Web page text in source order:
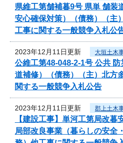
県維工第舗補暮9号 県単 舗装
安心確保対策）（債務）（
工事に関する一般競争入札公
2023年12月11日更新 大垣土木
公維工第48-048-2-1号 公共
道補修）（債務）（主）北
関する一般競争入札公告
2023年12月11日更新 郡上土木
【建設工事】単河工第局改
局部改良事業（暮らしの安全